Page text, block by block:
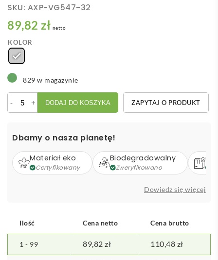
SKU: AXP-VG547-32
89,82 zł netto
KOLOR
829 w magazynie
-
Pudełko
Ciro
+ DODAJ DO KOSZYKA ZAPYTAJ O PRODUKT
Dbamy o nasza planetę!
Materiał eko
Certyfikowany
Biodegradowalny
Zweryfikowano
Dowiedz się więcej
Ilość Cena netto Cena brutto
1 - 99 89,82 zł 110,48 zł